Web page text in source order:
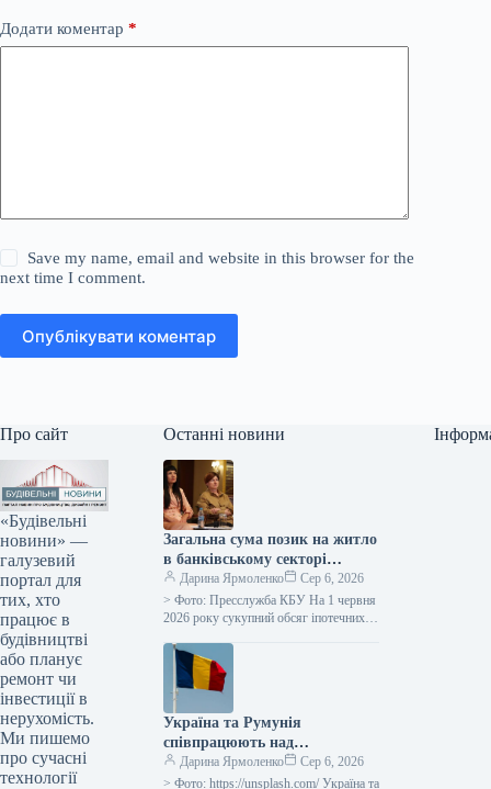
Додати коментар *
Save my name, email and website in this browser for the
next time I comment.
Опублікувати коментар
Про сайт
«Будівельні
новини» —
галузевий
портал для
тих, хто
працює в
будівництві
або планує
ремонт чи
інвестиції в
нерухомість.
Ми пишемо
про сучасні
технології
Останні новини
Загальна сума позик на житло
в банківському секторі
досягла 50 мільярдів гривень.
Дарина Ярмоленко
Сер 6, 2026
> Фото: Пресслужба КБУ На 1 червня
2026 року сукупний обсяг іпотечних
мільярдів гривень,…
Україна та Румунія
співпрацюють над
збільшенням логістичного
потенціалу порту Констанца
Дарина Ярмоленко
Сер 6, 2026
> Фото: https://unsplash.com/ Україна та